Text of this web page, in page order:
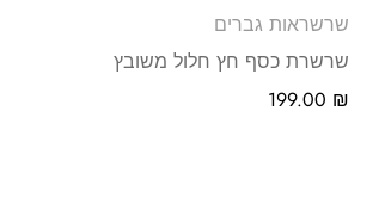
שרשראות גברים
שרשרת כסף חץ חלול משובץ
199.00 ₪